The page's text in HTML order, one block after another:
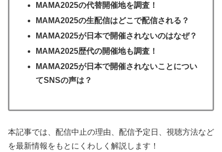
MAMA2025の代替開催地を調査！
MAMA2025の生配信はどこで配信される？
MAMA2025が日本で開催されないのはなぜ？
MAMA2025歴代の開催地も調査！
MAMA2025が日本で開催されないことについ
てSNSの声は？
本記事では、配信中止の理由、配信予定日、視聴方法など
を最新情報をもとにくわしく解説します！